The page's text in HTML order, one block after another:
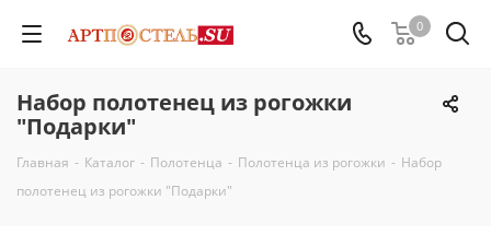
0
Набор полотенец из рогожки
"Подарки"
Главная - Каталог - Полотенца - Полотенца из рогожки - Набор
полотенец из рогожки "Подарки"